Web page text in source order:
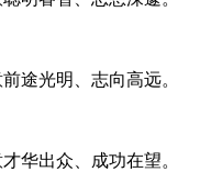
途光明、志向高远。
华出众、成功在望。